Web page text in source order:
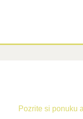
Pozrite si ponuku